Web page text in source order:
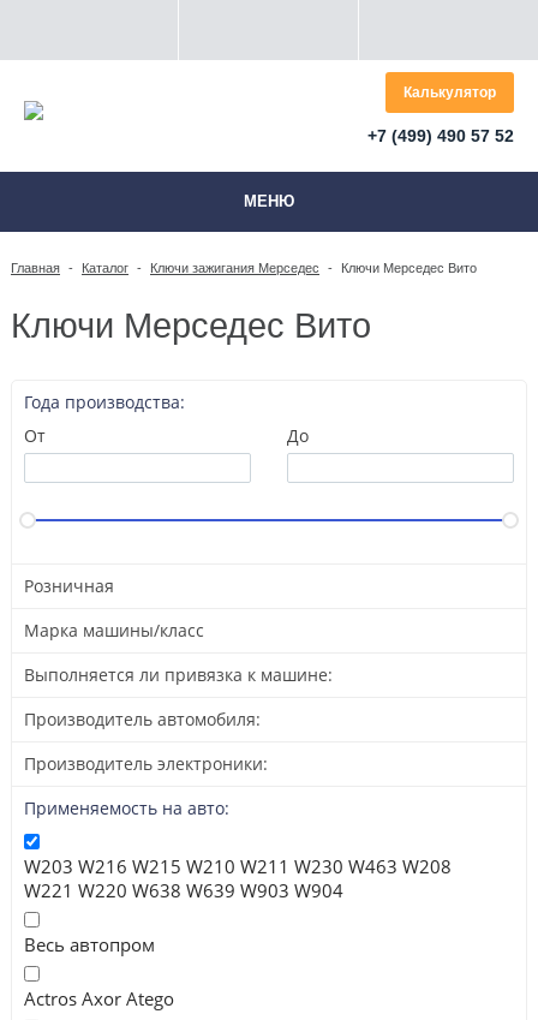
Калькулятор
+7 (499) 490 57 52
МЕНЮ
Главная - Каталог - Ключи зажигания Мерседес - Ключи Мерседес Вито
Ключи Мерседес Вито
Года производства:
От
До
Розничная
Марка машины/класс
Выполняется ли привязка к машине:
Производитель автомобиля:
Производитель электроники:
Применяемость на авто:
W203 W216 W215 W210 W211 W230 W463 W208
W221 W220 W638 W639 W903 W904
Весь автопром
Actros Axor Atego